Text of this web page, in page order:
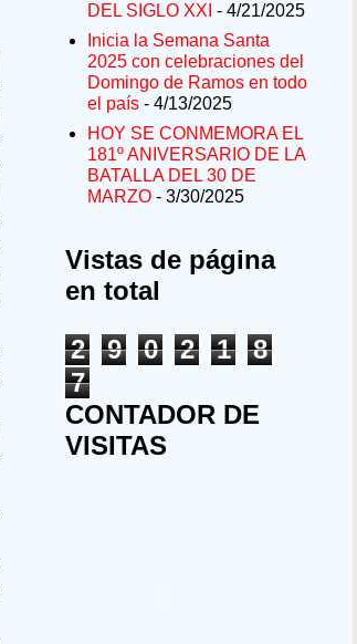
DEL SIGLO XXI - 4/21/2025
Inicia la Semana Santa
2025 con celebraciones del
Domingo de Ramos en todo
el país - 4/13/2025
HOY SE CONMEMORA EL
181º ANIVERSARIO DE LA
BATALLA DEL 30 DE
MARZO - 3/30/2025
Vistas de página
en total
2
9 0 2 1
8
7
CONTADOR DE
VISITAS